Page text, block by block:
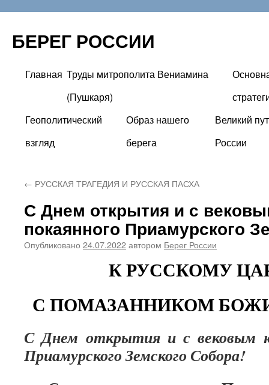
БЕРЕГ РОССИИ
Перейти
содержимому
Главная Труды митрополита Вениамина
(Пушкаря)
Геополитический
взгляд
Образ нашего
берега
Великий
России
← РУССКАЯ ТРАГЕДИЯ И РУССКАЯ ПАСХА
С Днем открытия и с
покаянного Приамурского
Опубликовано 24.07.2022автором Берег России
К РУССКОМУ
С ПОМАЗАННИКОМ
С Днем открытия и с вековым
Приамурского Земского Собора!